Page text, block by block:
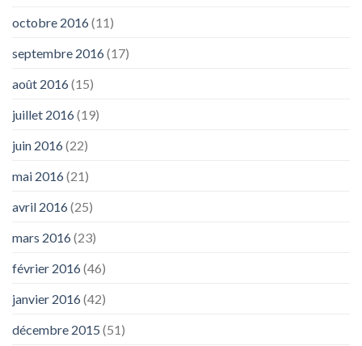
octobre 2016(11)
septembre 2016(17)
août 2016(15)
juillet 2016(19)
juin 2016(22)
mai 2016(21)
avril 2016(25)
mars 2016(23)
février 2016(46)
janvier 2016(42)
décembre 2015 (51)